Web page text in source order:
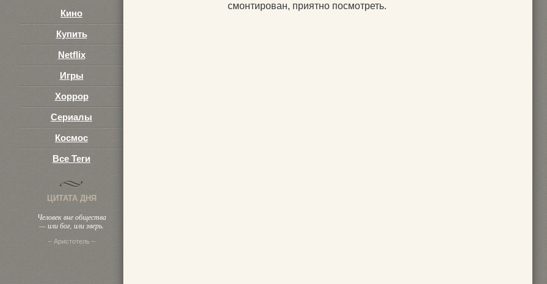
Кино
Купить
Netflix
Игры
Хоррор
Сериалы
Космос
Все Теги
ЦИТАТА ДНЯ
Человек вне общества
— или бог, или зверь.
– Аристотель –
смонтирован, приятно посмотреть.